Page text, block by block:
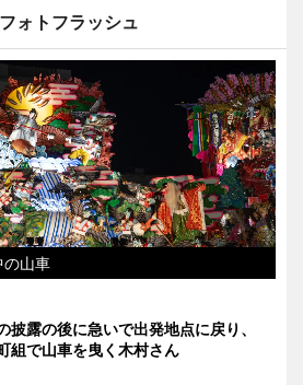
フォトフラッシュ
の山車
披露の後に急いで出発地点に戻り、
組で山車を曳く木村さん